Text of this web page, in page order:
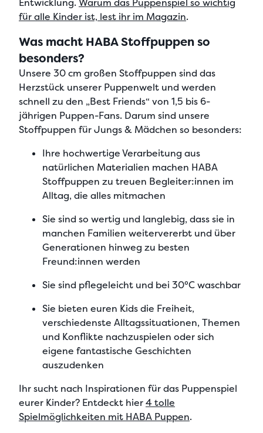
Entwicklung. Warum das Puppenspiel so wichtig
für alle Kinder ist, lest ihr im Magazin.
Was macht HABA Stoffpuppen so
besonders?
Unsere 30 cm großen Stoffpuppen sind das
Herzstück unserer Puppenwelt und werden
schnell zu den „Best Friends“ von 1,5 bis 6-
jährigen Puppen-Fans. Darum sind unsere
Stoffpuppen für Jungs & Mädchen so besonders:
Ihre hochwertige Verarbeitung aus
natürlichen Materialien machen HABA
Stoffpuppen zu treuen Begleiter:innen im
Alltag, die alles mitmachen
Sie sind so wertig und langlebig, dass sie in
manchen Familien weitervererbt und über
Generationen hinweg zu besten
Freund:innen werden
Sie sind pflegeleicht und bei 30°C waschbar
Sie bieten euren Kids die Freiheit,
verschiedenste Alltagssituationen, Themen
und Konflikte nachzuspielen oder sich
eigene fantastische Geschichten
auszudenken
Ihr sucht nach Inspirationen für das Puppenspiel
eurer Kinder? Entdeckt hier4 tolle
Spielmöglichkeiten mit HABA Puppen.